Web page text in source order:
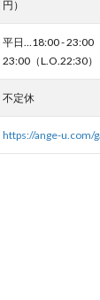
円）
平日…18:00 - 23:00
23:00（L.O.22:30）
不定休
https://ange-u.com/